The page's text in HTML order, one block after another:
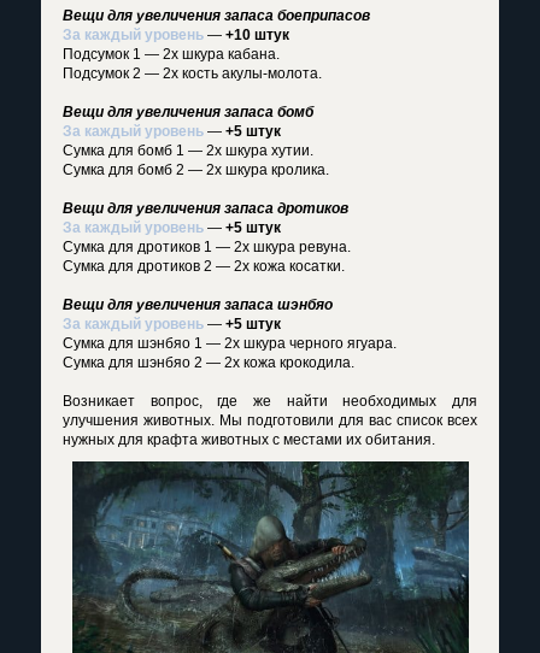
Вещи для увеличения запаса боеприпасов
За каждый уровень — +10 штук
Подсумок 1 — 2x шкура кабана.
Подсумок 2 — 2x кость акулы-молота.
Вещи для увеличения запаса бомб
За каждый уровень — +5 штук
Сумка для бомб 1 — 2x шкура хутии.
Сумка для бомб 2 — 2x шкура кролика.
Вещи для увеличения запаса дротиков
За каждый уровень — +5 штук
Сумка для дротиков 1 — 2x шкура ревуна.
Сумка для дротиков 2 — 2x кожа косатки.
Вещи для увеличения запаса шэнбяо
За каждый уровень — +5 штук
Сумка для шэнбяо 1 — 2x шкура черного ягуара.
Сумка для шэнбяо 2 — 2x кожа крокодила.
Возникает вопрос, где же найти необходимых для
улучшения животных. Мы подготовили для вас список всех
нужных для крафта животных с местами их обитания.